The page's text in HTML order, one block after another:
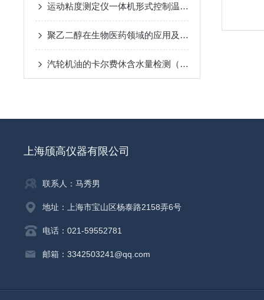
运动粘度测定仪一体机形式控制温度，显示更直观快速
聚乙二醇在生物医药领域的应用及凝固点检测
汽轮机油的卡尔费休含水量检测（ASTM D1744）
上海颀高仪器有限公司
联系人：马秀男
地址：上海市宝山区杨泰路2158弄6号
电话：021-59552781
邮箱：3342503241@qq.com